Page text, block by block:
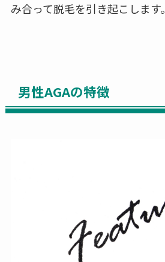
み合って脱毛を引き起こします。
男性AGAの特徴